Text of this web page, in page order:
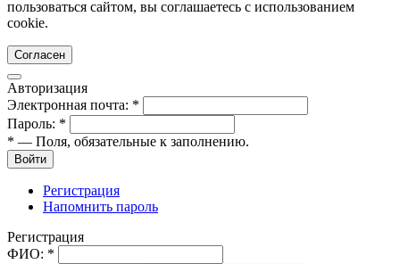
пользоваться сайтом, вы соглашаетесь с использованием
cookie.
Согласен
Авторизация
Электронная почта: *
Пароль: *
* — Поля, обязательные к заполнению.
Войти
Регистрация
Напомнить пароль
Регистрация
ФИО: *